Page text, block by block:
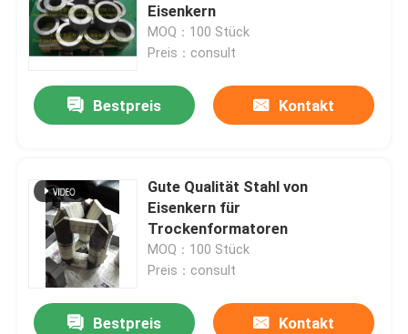
Eisenkern
MOQ：100 Stück
Preis：consult
Bestpreis Kontakt
Gute Qualität Stahl von
Eisenkern für
Trockenformatoren
MOQ：100 Stück
Preis：consult
Bestpreis Kontakt